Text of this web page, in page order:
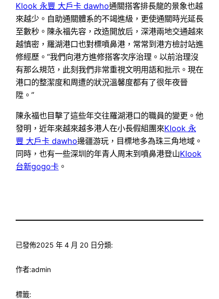
Klook 永豐 大戶卡 dawho通關搭客排長龍的景象也越
來越少。自助通關體系的不竭進級，更使通關時光延長
至數秒。陳永福先容，改造開放后，深港兩地交通越來
越慎密，羅湖港口也對標噴鼻港，常常到港方檢討站進
修經歷。“我們向港方進修搭客次序治理。以前治理沒
有那么規范，此刻我們非常重視文明用語和批示。現在
港口的整潔度和周遭的狀況溫馨度都有了很年夜晉
陞。”
陳永福也目擊了這些年交往羅湖港口的職員的變更。他
發明，近年來越來越多港人在小長假組團來Klook 永
豐 大戶卡 dawho邊疆游玩，目標地多為珠三角地域。
同時，也有一些深圳的年青人周末到噴鼻港登山Klook
台新gogo卡 。
已發佈2025 年 4 月 20 日分類:
作者:admin
標籤: